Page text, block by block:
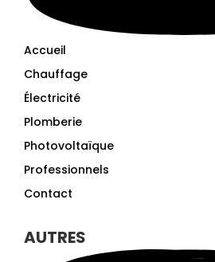
Accueil
Chauffage
Électricité
Plomberie
Photovoltaïque
Professionnels
Contact
AUTRES